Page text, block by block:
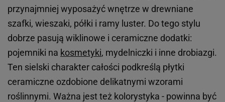
przynajmniej wyposażyć wnętrze w drewniane
szafki, wieszaki, półki i ramy luster. Do tego stylu
dobrze pasują wiklinowe i ceramiczne dodatki:
pojemniki na kosmetyki, mydelniczki i inne drobiazgi.
Ten sielski charakter całości podkreślą płytki
ceramiczne ozdobione delikatnymi wzorami
roślinnymi. Ważna jest też kolorystyka - powinna być